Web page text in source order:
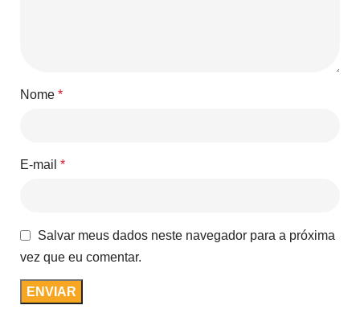
Nome *
E-mail *
Salvar meus dados neste navegador para a próxima
vez que eu comentar.